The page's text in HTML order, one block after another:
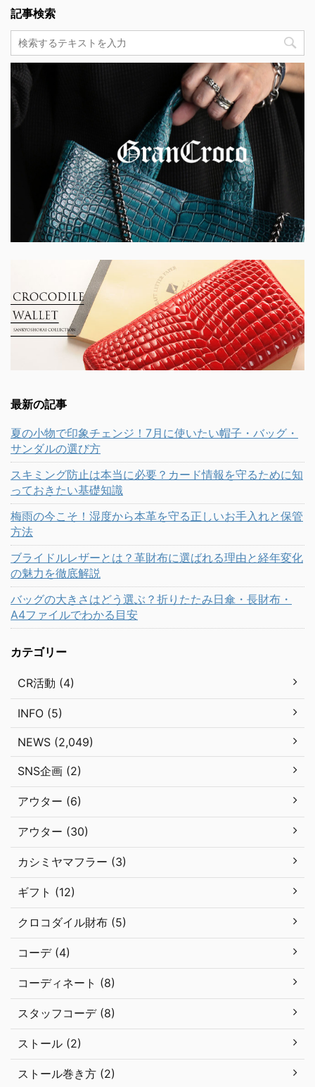
記事検索
最新の記事
夏の小物で印象チェンジ！7月に使いたい帽子・バッグ・
サンダルの選び方
スキミング防止は本当に必要？カード情報を守るために知
っておきたい基礎知識
梅雨の今こそ！湿度から本革を守る正しいお手入れと保管
方法
ブライドルレザーとは？革財布に選ばれる理由と経年変化
の魅力を徹底解説
バッグの大きさはどう選ぶ？折りたたみ日傘・長財布・
A4ファイルでわかる目安
カテゴリー
CR活動 (4)
INFO (5)
NEWS (2,049)
SNS企画 (2)
アウター (6)
アウター (30)
カシミヤマフラー (3)
ギフト (12)
クロコダイル財布 (5)
コーデ (4)
コーディネート (8)
スタッフコーデ (8)
ストール (2)
ストール巻き方 (2)